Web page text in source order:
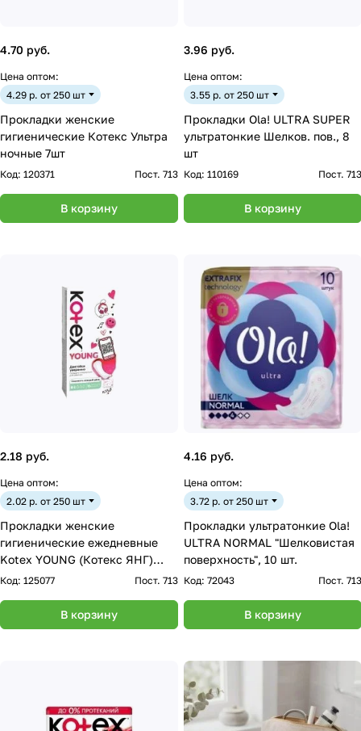
4.70 руб.
Цена оптом:
4.29 р. от 250 шт
Прокладки женские
гигиенические Котекс Ультра
ночные 7шт
Код: 120371 Пост. 713
В корзину
3.96 руб.
Цена оптом:
3.55 р. от 250 шт
Прокладки Ola! ULTRA SUPER
ультратонкие Шелков. пов., 8
шт
Код: 110169 Пост. 713
В корзину
2.18 руб.
Цена оптом:
2.02 р. от 250 шт
Прокладки женские
гигиенические ежедневные
Kotex YOUNG (Котекс ЯНГ)
экстратонкие для девочек
Код: 125077 Пост. 713
В корзину
4.16 руб.
Цена оптом:
3.72 р. от 250 шт
Прокладки ультратонкие Ola!
ULTRA NORMAL "Шелковистая
поверхность", 10 шт.
Код: 72043 Пост. 713
В корзину